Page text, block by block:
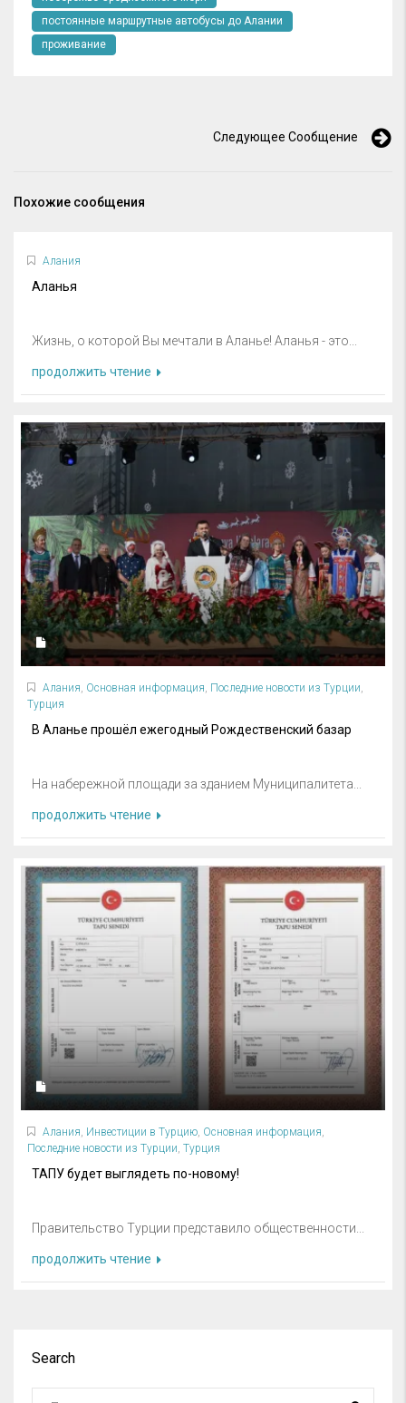
постоянные маршрутные автобусы до Алании
проживание
Следующее Сообщение
Похожие сообщения
Алания
Аланья
Жизнь, о которой Вы мечтали в Аланье! Аланья - это...
продолжить чтение
Алания, Основная информация, Последние новости из Турции,
Турция
В Аланье прошёл ежегодный Рождественский базар
На набережной площади за зданием Муниципалитета...
продолжить чтение
Алания Инвестиции в Турцию Основная информация
Последние новости из Турции Турция
ТАПУ будет выглядеть по-новому!
Правительство Турции представило общественности...
продолжить чтение
Search